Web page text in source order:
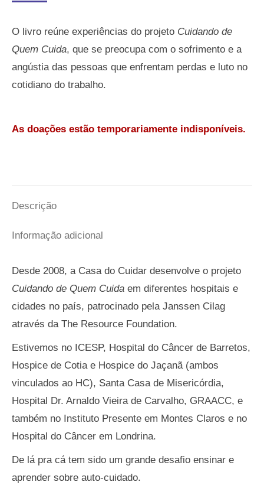
O livro reúne experiências do projeto Cuidando de
Quem Cuida, que se preocupa com o sofrimento e a
angústia das pessoas que enfrentam perdas e luto no
cotidiano do trabalho.
As doações estão temporariamente indisponíveis.
Descrição
Informação adicional
Desde 2008, a Casa do Cuidar desenvolve o projeto
Cuidando de Quem Cuida em diferentes hospitais e
cidades no país, patrocinado pela Janssen Cilag
através da The Resource Foundation.
Estivemos no ICESP, Hospital do Câncer de Barretos,
Hospice de Cotia e Hospice do Jaçanã (ambos
vinculados ao HC), Santa Casa de Misericórdia,
Hospital Dr. Arnaldo Vieira de Carvalho, GRAACC, e
também no Instituto Presente em Montes Claros e no
Hospital do Câncer em Londrina.
De lá pra cá tem sido um grande desafio ensinar e
aprender sobre auto-cuidado.